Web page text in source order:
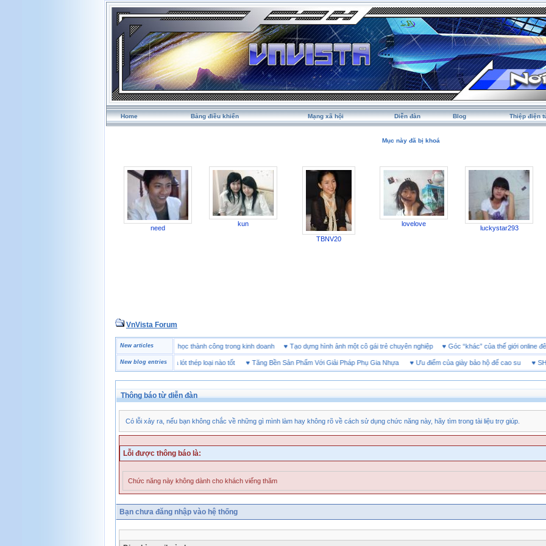
Home Bảng điều khiển Mạng xã hội Diễn đàn Blog Thiệp điện
Mục này đã bị khoá
need
kun
TBNV20
lovelove
luckystar293
VnVista Forum
New articles
Một số câu hỏi phỏng vấn “đặc biệt” của Microsoft 4 bài học thành công trong kinh doanh ♥Tạo dựng hình ảnh một cô gái trẻ chuyên nghiệp ♥ Góc “khác” của thế giới
New blog entries
Giày bảo hộ lót Kevlar và lót thép loại nào tốt♥ Tăng Bền Sản Phẩm Với Giải Pháp Phụ Gia Nhựa♥ Ưu điểm của giày bảo hộ đế cao su♥
Thông báo từ diễn đàn
Có lỗi xảy ra, nếu bạn không chắc về những gì mình làm hay không rõ về cách sử dụng chức năng này, hãy tìm trong tài liệu trợ giúp.
Lỗi được thông báo là:
Chức năng này không dành cho khách viếng thăm
Bạn chưa đăng nhập vào hệ thống